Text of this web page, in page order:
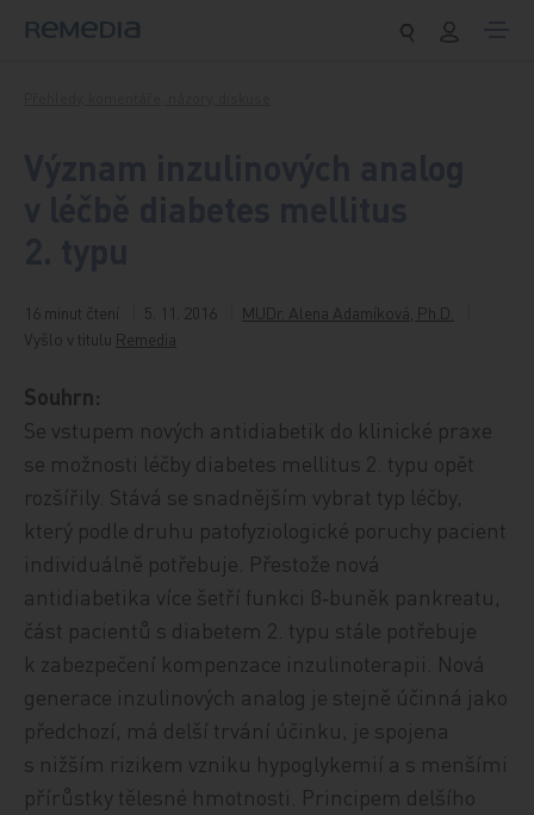
16 minut čtení 5. 11. 2016
MUDr. Alena Adamíková, Ph.D.
Vyšlo v titulu Remedia
Souhrn:
Se vstupem nových antidiabetik do klinické praxe
se možnosti léčby diabetes mellitus 2. typu opět
rozšířily. Stává se snadnějším vybrat typ léčby,
který podle druhu patofyziologické poruchy pacient
individuálně potřebuje. Přestože nová
antidiabetika více šetří funkci β‑buněk pankreatu,
část pacientů s diabetem 2. typu stále potřebuje
k zabezpečení kompenzace inzulinoterapii. Nová
generace inzulinových analog je stejně účinná jako
předchozí, má delší trvání účinku, je spojena
s nižším rizikem vzniku hypoglykemií a s menšími
přírůstky tělesné hmotnosti. Principem delšího